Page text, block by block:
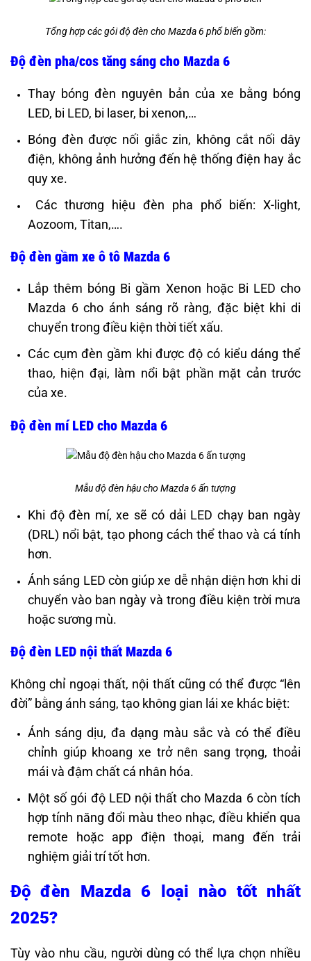
Tổng hợp các gói độ đèn cho Mazda 6 phổ biến gồm:
Độ đèn pha/cos tăng sáng cho Mazda 6
Thay bóng đèn nguyên bản của xe bằng bóng
LED, bi LED, bi laser, bi xenon,…
Bóng đèn được nối giắc zin, không cắt nối dây
điện, không ảnh hưởng đến hệ thống điện hay ắc
quy xe.
Các thương hiệu đèn pha phổ biến: X-light,
Aozoom, Titan,….
Độ đèn gầm xe ô tô Mazda 6
Lắp thêm bóng Bi gầm Xenon hoặc Bi LED cho
Mazda 6 cho ánh sáng rõ ràng, đặc biệt khi di
chuyển trong điều kiện thời tiết xấu.
Các cụm đèn gầm khi được độ có kiểu dáng thể
thao, hiện đại, làm nổi bật phần mặt cản trước
của xe.
Độ đèn mí LED cho Mazda 6
Mẫu độ đèn hậu cho Mazda 6 ấn tượng
Khi độ đèn mí, xe sẽ có dải LED chạy ban ngày
(DRL) nổi bật, tạo phong cách thể thao và cá tính
hơn.
Ánh sáng LED còn giúp xe dễ nhận diện hơn khi di
chuyển vào ban ngày và trong điều kiện trời mưa
hoặc sương mù.
Độ đèn LED nội thất Mazda 6
Không chỉ ngoại thất, nội thất cũng có thể được “lên
đời” bằng ánh sáng, tạo không gian lái xe khác biệt:
Ánh sáng dịu, đa dạng màu sắc và có thể điều
chỉnh giúp khoang xe trở nên sang trọng, thoải
mái và đậm chất cá nhân hóa.
Một số gói độ LED nội thất cho Mazda 6 còn tích
hợp tính năng đổi màu theo nhạc, điều khiển qua
remote hoặc app điện thoại, mang đến trải
nghiệm giải trí tốt hơn.
Độ đèn Mazda 6 loại nào tốt nhất
2025?
Tùy vào nhu cầu, người dùng có thể lựa chọn nhiều